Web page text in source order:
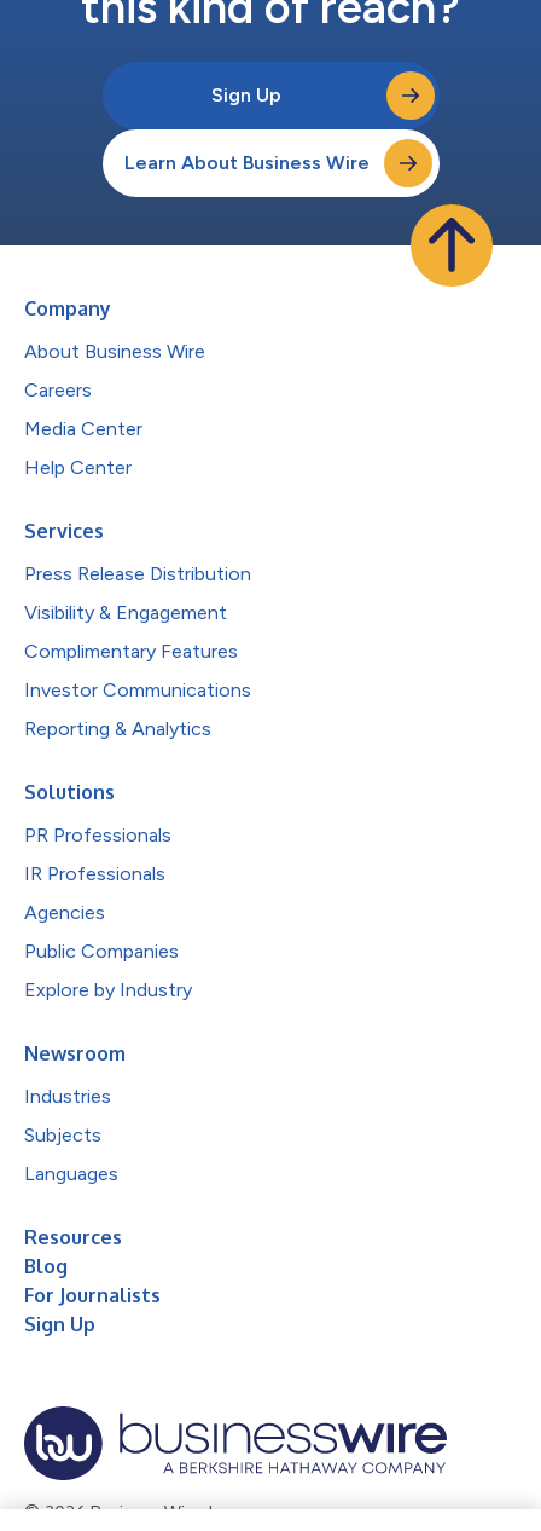
Sign Up
Learn About Business Wire
Company
About Business Wire
Careers
Media Center
Help Center
Services
Press Release Distribution
Visibility & Engagement
Complimentary Features
Investor Communications
Reporting & Analytics
Solutions
PR Professionals
IR Professionals
Agencies
Public Companies
Explore by Industry
Newsroom
Industries
Subjects
Languages
Resources
Blog
For Journalists
Sign Up
© 2026 Business Wire, Inc.